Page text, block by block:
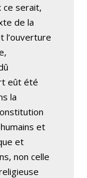
ce serait,
de la
l’ouverture
eût été
la
et
et
non celle